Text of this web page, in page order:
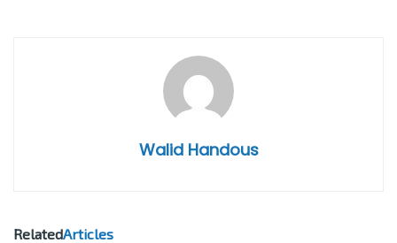
Walid Handous
RelatedArticles